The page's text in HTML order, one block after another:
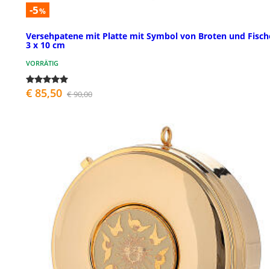
-5%
Versehpatene mit Platte mit Symbol von Broten und
3 x 10 cm
VORRÄTIG
€ 85,50 € 90,00